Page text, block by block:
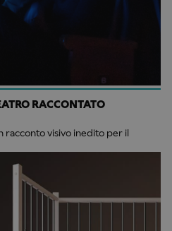
RACCONTATO
racconto visivo inedito per il